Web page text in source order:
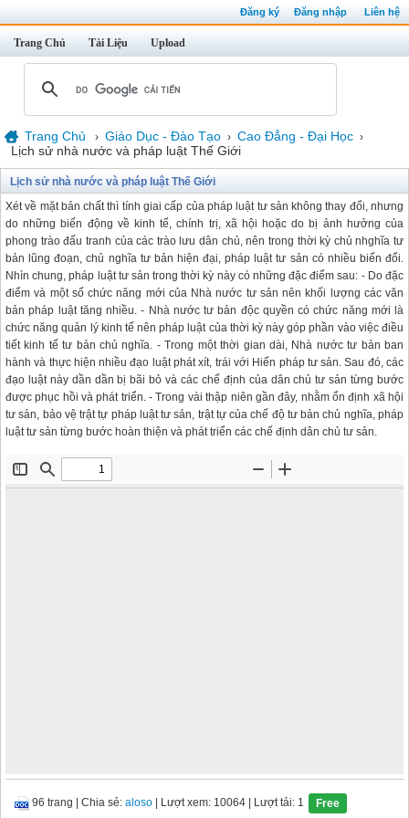
Đăng ký Đăng nhập Liên hệ
Trang Chủ Tài Liệu Upload
Trang Chủ › Giáo Dục - Đào Tạo › Cao Đẳng - Đại Học ›
Lịch sử nhà nước và pháp luật Thế Giới
Lịch sử nhà nước và pháp luật Thế Giới
Xét về mặt bản chất thì tính giai cấp của pháp luật tư sản không thay đổi, nhưng
do những biến động về kinh tế, chính trị, xã hội hoặc do bị ảnh hưởng của
phong trào đấu tranh của các trào lưu dân chủ, nên trong thời kỳ chủ nhghĩa tư
bản lũng đoạn, chủ nghĩa tư bản hiện đại, pháp luật tư sản có nhiều biến đổi.
Nhìn chung, pháp luật tư sản trong thời kỳ này có những đặc điểm sau: - Do đặc
điểm và một số chức năng mới của Nhà nước tư sản nên khối lượng các văn
bản pháp luật tăng nhiều. - Nhà nước tư bản độc quyền có chức năng mới là
chức năng quản lý kinh tế nên pháp luật của thời kỳ này góp phần vào việc điều
tiết kinh tế tư bản chủ nghĩa. - Trong một thời gian dài, Nhà nước tư bản ban
hành và thực hiện nhiều đạo luật phát xít, trái với Hiến pháp tư sản. Sau đó, các
đạo luật này dần dần bị bãi bỏ và các chế định của dân chủ tư sản từng bước
được phục hồi và phát triển. - Trong vài thập niên gần đây, nhằm ổn định xã hội
tư sản, bảo vệ trật tự pháp luật tư sản, trật tự của chế độ tư bản chủ nghĩa, pháp
luật tư sản từng bước hoàn thiện và phát triển các chế định dân chủ tư sản.
96 trang Chia sẻ: aloso | Lượt xem: 10064 | Lượt tải: 1 Free